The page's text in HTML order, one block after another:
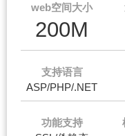
web空间大小
200M
支持语言
ASP/PHP/.NET
功能支持